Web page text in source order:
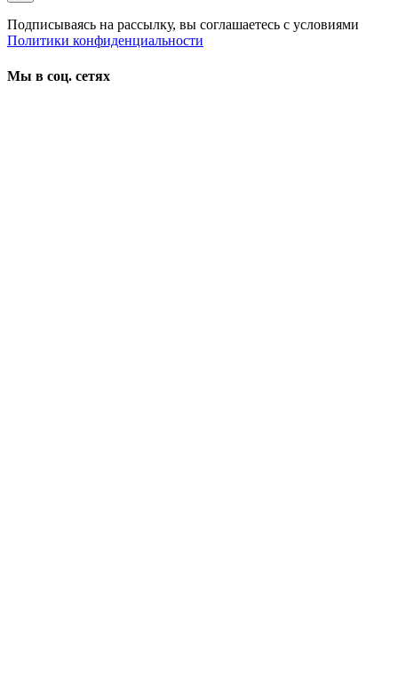
Подписываясь на рассылку, вы соглашаетесь с условиями
Политики конфиденциальности
Мы в соц. сетях